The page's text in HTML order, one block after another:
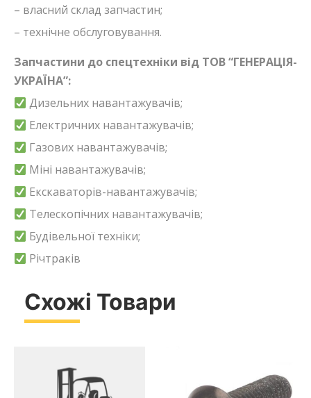
– власний склад запчастин;
– технічне обслуговування.
Запчастини до спецтехніки від ТОВ “ГЕНЕРАЦІЯ-
УКРАЇНА”:
Дизельних навантажувачів;
Електричних навантажувачів;
Газових навантажувачів;
Міні навантажувачів;
Екскаваторів-навантажувачів;
Телескопічних навантажувачів;
Будівельної техніки;
Річтраків
Схожі Товари